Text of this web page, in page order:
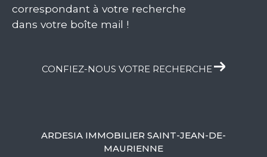
correspondant à votre recherche
dans votre boîte mail !
CONFIEZ-NOUS VOTRE RECHERCHE
ARDESIA IMMOBILIER SAINT-JEAN-DE-
MAURIENNE